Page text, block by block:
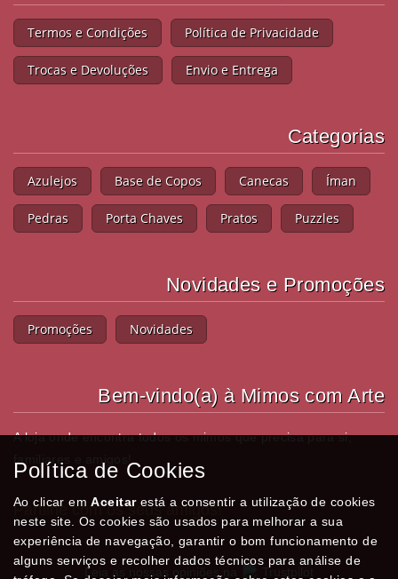
Termos e Condições Política de Privacidade
Trocas e Devoluções Envio e Entrega
Categorias
Azulejos Base de Copos Canecas Íman
Pedras Porta Chaves Pratos Puzzles
Novidades e Promoções
Promoções Novidades
Bem-vindo(a) à Mimos com Arte
A loja onde encontra todos os mimos que precisa para si,
familiares e amigos!
Partilhe com os seus amigos!
Leia as nossas opiniões na Trustpilot
Política de Cookies
Ao clicar emAceitarestá a consentir a utilização de cookies
neste site. Os cookies são usados para melhorar a sua
experiência de navegação, garantir o bom funcionamento de
alguns serviços e recolher dados técnicos para análise de